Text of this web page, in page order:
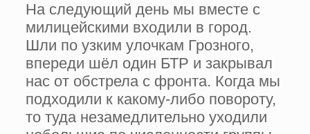
На следующий день мы вместе с
милицейскими входили в город.
Шли по узким улочкам Грозного,
впереди шёл один БТР и закрывал
нас от обстрела с фронта. Когда мы
подходили к какому-либо повороту,
то туда незамедлительно уходили